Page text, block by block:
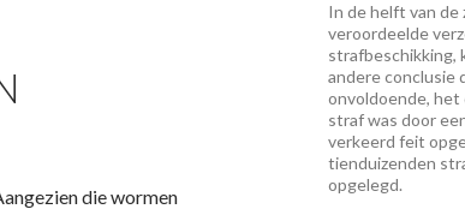
die wormen
In de helft van de
veroordeelde
strafbeschikking,
andere conclusie
onvoldoende, het
straf was door
verkeerd feit
tienduizenden
opgelegd.